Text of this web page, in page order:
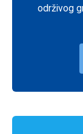
održivog